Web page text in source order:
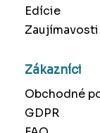
Edície
Zaujímavosti
Zákazníci
Obchodné
GDPR